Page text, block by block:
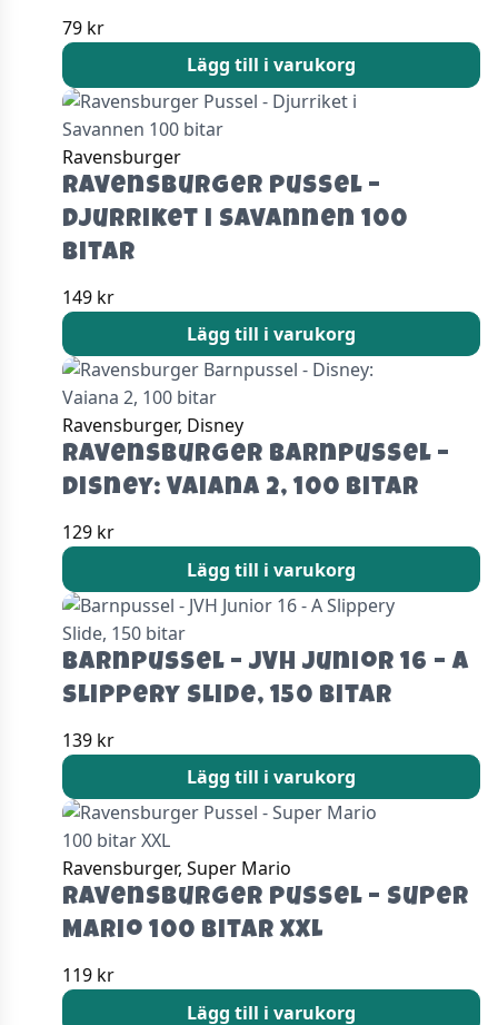
79 kr
Lägg till i varukorg
Ravensburger
Ravensburger Pussel –
Djurriket i Savannen 100
bitar
149 kr
Lägg till i varukorg
Ravensburger, Disney
Ravensburger Barnpussel –
Disney: Vaiana 2, 100 bitar
129 kr
Lägg till i varukorg
Barnpussel – JVH Junior 16 – A
Slippery Slide, 150 bitar
139 kr
Lägg till i varukorg
Ravensburger, Super Mario
Ravensburger Pussel – Super
Mario 100 bitar XXL
119 kr
Lägg till i varukorg